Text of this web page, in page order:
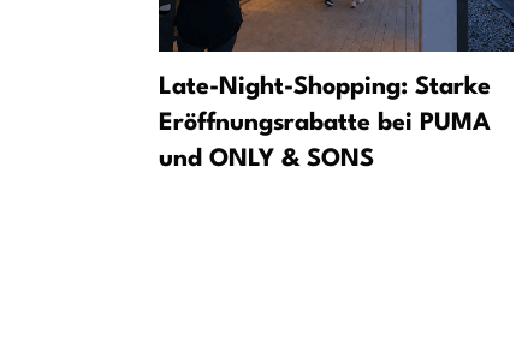
Late-Night-Shopping: Starke
Eröffnungsrabatte bei PUMA
und ONLY & SONS